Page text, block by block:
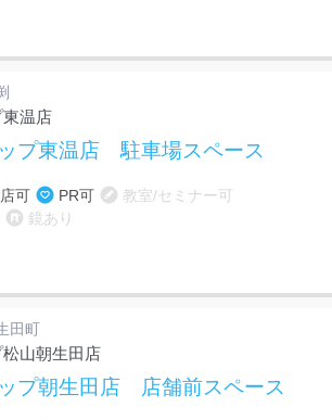
温店
プ東温店 駐車場スペース
可 PR可
教室/セミナー可
鏡あり
田町
山朝生田店
プ朝生田店 店舗前スペース